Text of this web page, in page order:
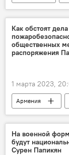
свадьба
Как обстоят
общественных
распоряжения
1 марта 2023,
Армения
безопасность
На военной
будут
Сурен Папикян